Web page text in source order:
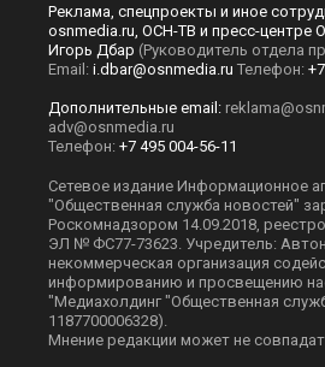
Реклама, спецпроекты и иное
osnmedia.ru, ОСН-ТВ и пресс-центре
Игорь Дбар (Руководитель отдела
Email: i.dbar@osnmedia.ru Телефон:
Дополнительные email:
adv@osnmedia.ru
Телефон: +7 495 004-56-11
Сетевое издание Информационное
"Общественная служба новостей"
Роскомнадзором 14.09.2018,
ЭЛ № ФС77-73623. Учредитель:
некоммерческая организация
информированию и просвещению
"Медиахолдинг "Общественная
1187700006328).
Мнение редакции может не